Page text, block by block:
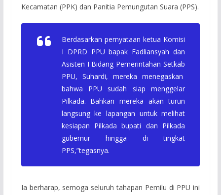
Kecamatan (PPK) dan Panitia Pemungutan Suara (PPS).
Berdasarkan pernyataan ketua Komisi
I DPRD PPU bapak Fadliansyah dan
Asisten I Bidang Pemerintahan Setkab
PPU, Suhardi, mereka menegaskan
bahwa PPU sudah siap menggelar
Pilkada. Bahkan mereka akan turun
langsung ke lapangan untuk melihat
kesiapan Pilkada bupati dan Pilkada
gubernur hingga di tingkat
PPS,”tegasnya.
Ia berharap, semoga seluruh tahapan Pemilu di PPU ini